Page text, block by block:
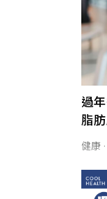
過
脂
健康 ·